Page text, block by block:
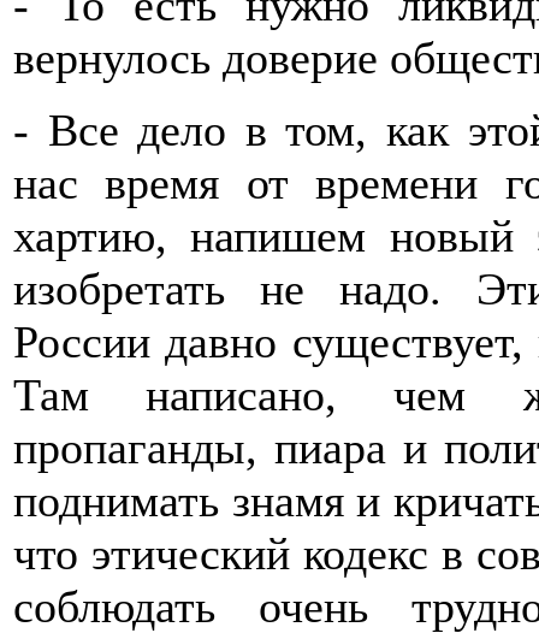
вернулось доверие
- Все дело в том, как
нас время от времени
хартию, напишем новый
изобретать не надо.
России давно
Там написано, чем
пропаганды, пиара и
поднимать знамя и
что этический кодекс в
соблюдать очень